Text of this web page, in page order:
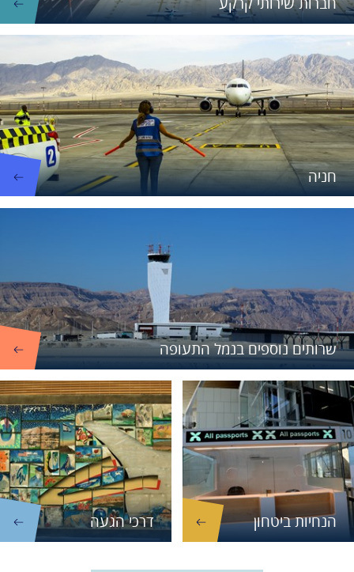
חניה
שרותים נוספים בנמל התעופה
הנחיות ביטחון דרכי הגעה